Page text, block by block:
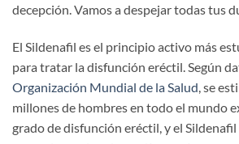
decepción. Vamos a despejar todas tus
El Sildenafil es el principio activo más
para tratar la disfunción eréctil. Según
Organización Mundial de la Salud , se
millones de hombres en todo el mundo
grado de disfunción eréctil, y el Sildenafil